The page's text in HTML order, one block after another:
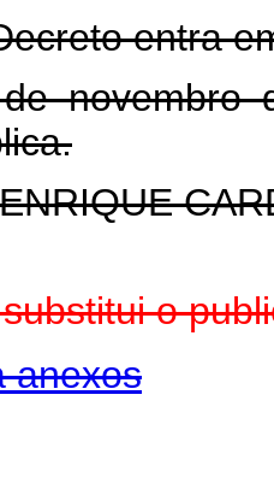
entra
novembro
o
anexos